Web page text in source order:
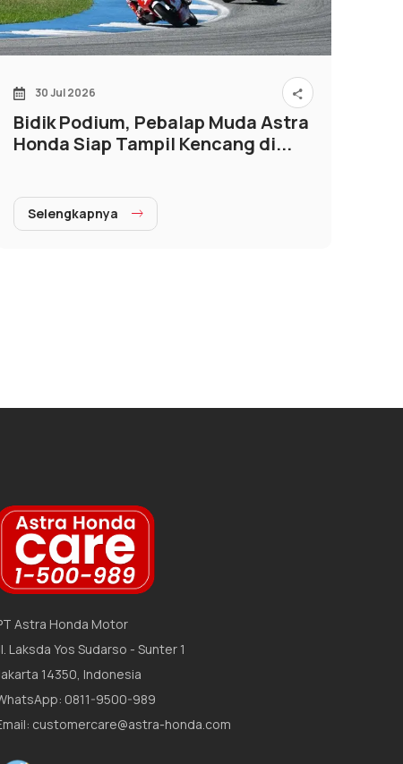
30 Jul 2026
Bidik Podium, Pebalap Muda Astra
Honda Siap Tampil Kencang di...
Selengkapnya
Astra Honda Motor
Laksda Yos Sudarso - Sunter 1
14350, Indonesia
0811-9500-989
customercare@astra-honda.com